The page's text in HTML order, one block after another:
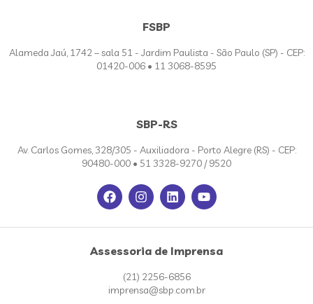
FSBP
Alameda Jaú, 1742 – sala 51 - Jardim Paulista - São Paulo (SP) - CEP:
01420-006 • 11 3068-8595
SBP-RS
Av. Carlos Gomes, 328/305 - Auxiliadora - Porto Alegre (RS) - CEP:
90480-000 • 51 3328-9270 / 9520
Assessoria de Imprensa
(21) 2256-6856
imprensa@sbp.com.br